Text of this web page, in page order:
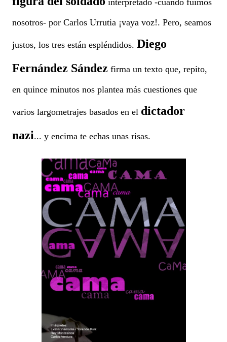
interpretado -cuando fuimos
nosotros- por Carlos Urrutia ¡vaya voz!. Pero, seamos
justos, los tres están espléndidos. Diego
Fernández Sández firma un texto que, repito,
en quince minutos nos plantea más cuestiones que
varios largometrajes basados en el dictador
nazi... y encima te echas unas risas.